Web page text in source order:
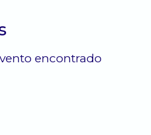
encontrado